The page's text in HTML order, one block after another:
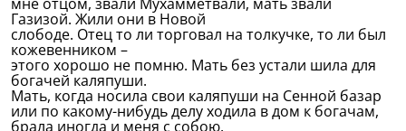
Газизой. Жили они в Новой
слободе. Отец то ли торговал на толкучке, то ли был
кожевенником –
этого хорошо не помню. Мать без устали шила для
богачей каляпуши.
Мать, когда носила свои каляпуши на Сенной базар
или по какому-нибудь делу ходила в дом к богачам,
брала иногда и меня с собою.